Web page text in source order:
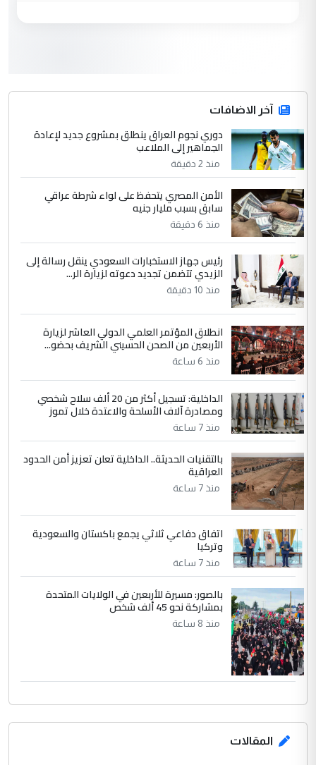
التعليق : قرار مستعجل جدا ولامصلحة فيه
للوزاره ولا للمواطن القرار الصائب يكون بعد
الموضوع :
وزير الصحة يعفي مدير مستشفى الكرخ
العام في بغداد
4 سردار
التعليق : واحد من عصابة علي ماما يسقط
جنسية الرافد الثالث للعراق ومن اصول عريقة
ابا فرات ...
الموضوع :
الجواهري يرد على صدام حسين سل
مضجعيك يابن الزنا (نص كامل)
5 سردار
التعليق : واحد من عصابة علي ماما يسقط
جنسية الرافد الثالث للعراق ومن اصول عريقة
ابا فرات ...
الموضوع :
الجواهري يرد على صدام حسين سل
مضجعيك يابن الزنا (نص كامل)
آخر الاضافات
دوري نجوم العراق ينطلق بمشروع جديد لإعادة
الجماهير إلى الملاعب
منذ 2 دقيقة
الأمن المصري يتحفظ على لواء شرطة عراقي
سابق بسبب مليار جنيه
منذ 6 دقيقة
رئيس جهاز الاستخبارات السعودي ينقل رسالة إلى
الزيدي تتضمن تجديد دعوته لزيارة الر...
منذ 10 دقيقة
انطلاق المؤتمر العلمي الدولي العاشر لزيارة
الأربعين من الصحن الحسيني الشريف بحضو...
منذ 6 ساعة
الداخلية: تسجيل أكثر من 20 ألف سلاح شخصي
ومصادرة آلاف الأسلحة والاعتدة خلال تموز
منذ 7 ساعة
بالتقنيات الحديثة.. الداخلية تعلن تعزيز أمن الحدود
العراقية
منذ 7 ساعة
اتفاق دفاعي ثلاثي يجمع باكستان والسعودية
وتركيا
منذ 7 ساعة
بالصور: مسيرة للأربعين في الولايات المتحدة
بمشاركة نحو 45 ألف شخص
منذ 8 ساعة
المقالات